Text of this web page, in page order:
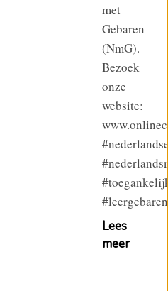
met
Gebaren
(NmG).
Bezoek
onze
website:
#leergebaren
Lees
meer